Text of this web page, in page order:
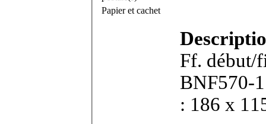
Papier et cachet
Ff. début/
BNF570-1 . Bifeuillet in-8°. Dimensions
: 186 x